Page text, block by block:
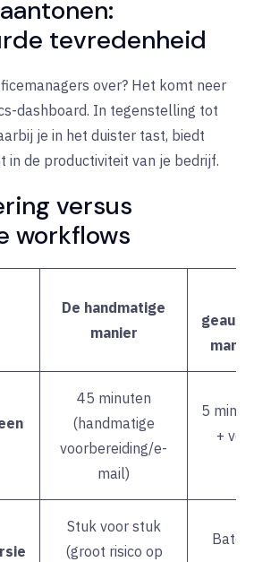
tevredenheid
over? Het komt neer
dashboard. In tegenstelling tot
je in het duister tast, biedt
in de productiviteit van je bedrijf.
versus
workflows
De handmatige
manier
45 minuten
(handmatige
voorbereiding/e-
mail)
5
+
Stuk voor stuk
(groot risico op